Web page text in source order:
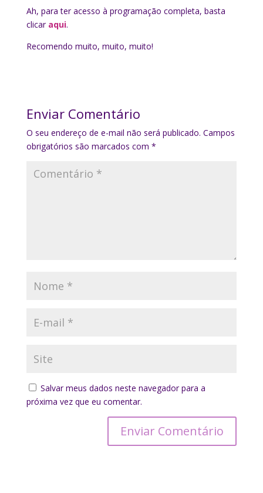
Ah, para ter acesso à programação completa, basta
clicar aqui.
Recomendo muito, muito, muito!
Enviar Comentário
O seu endereço de e-mail não será publicado. Campos
obrigatórios são marcados com *
Salvar meus dados neste navegador para a
próxima vez que eu comentar.